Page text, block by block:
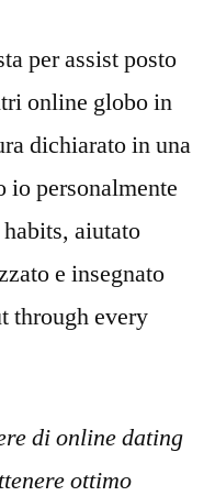
per assist posto
online globo in
dichiarato in una
io personalmente
aiutato
e insegnato
through every
di online dating
ottimo